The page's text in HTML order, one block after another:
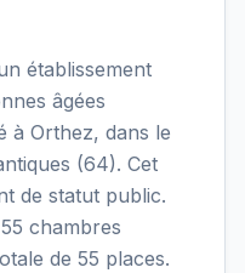
établissement
âgées
à Orthez, dans le
(64). Cet
de statut public.
chambres
de 55 places.